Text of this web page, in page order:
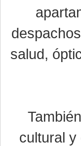
salud,
cultural